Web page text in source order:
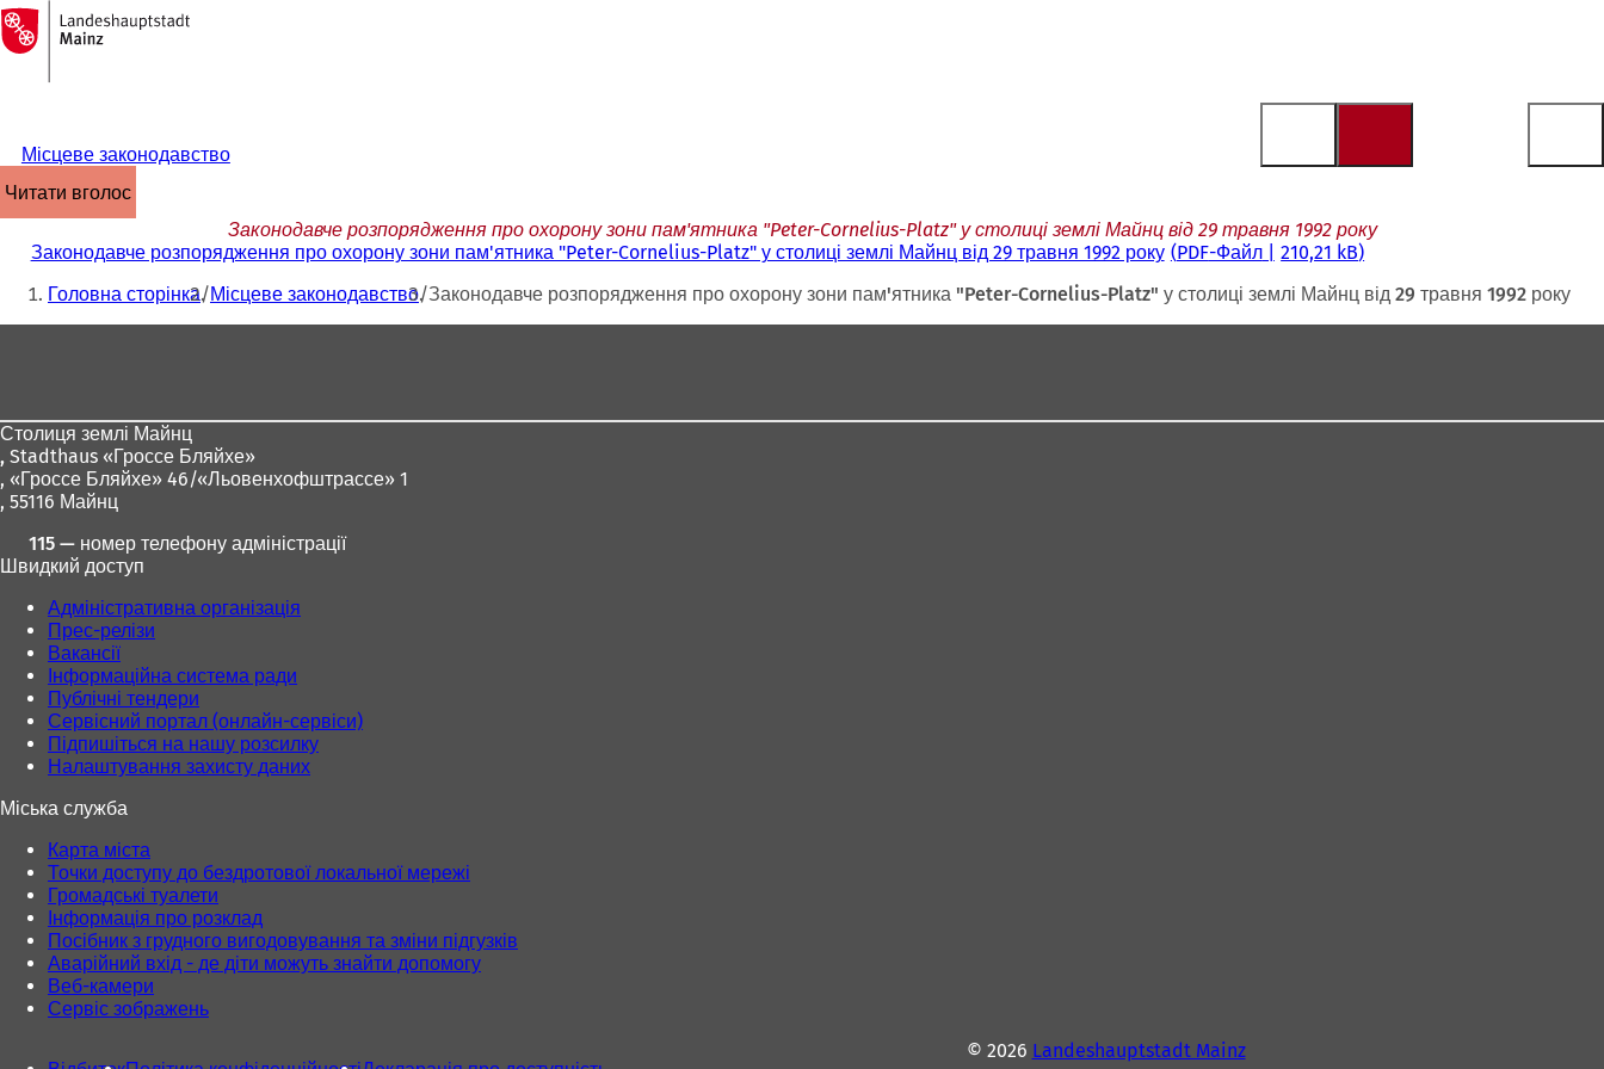
Перейти до змісту
На
головну
сторінку
Місцеве законодавство
читати вголос
Законодавче розпорядження про охорону зони пам'ятника "Peter-Cornelius-Platz" у столиці землі Майнц від 29 травня 1992 року
Законодавче розпорядження про охорону зони пам'ятника "Peter-Cornelius-Platz" у столиці землі Майнц від 29 травня 1992 року PDF-Файл 210,21 kB
Ти
тут:
Головна сторінка Місцеве законодавство Законодавче розпорядження про охорону зони пам'ятника "Peter-Cornelius-Platz" у столиці землі Майнц від 29 травня 1992 року
Столиця землі Майнц
, Stadthaus «Гроссе Бляйхе»
, «Гроссе Бляйхе» 46/«Льовенхофштрассе» 1
, 55116 Майнц
115 — номер телефону адміністрації
Швидкий доступ
Адміністративна організація
Прес-релізи
Вакансії
Інформаційна система ради
Публічні тендери
Сервісний портал (онлайн-сервіси)
Підпишіться на нашу розсилку
Налаштування захисту даних
Міська служба
Карта міста
Точки доступу до бездротової локальної мережі
Громадські туалети
Інформація про розклад
Посібник з грудного вигодовування та зміни підгузків
Аварійний вхід - де діти можуть знайти допомогу
Веб-камери
Сервіс зображень
© 2026 Landeshauptstadt Mainz